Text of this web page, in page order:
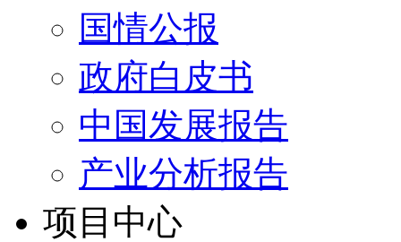
国情公报
政府白皮书
中国发展报告
产业分析报告
项目中心